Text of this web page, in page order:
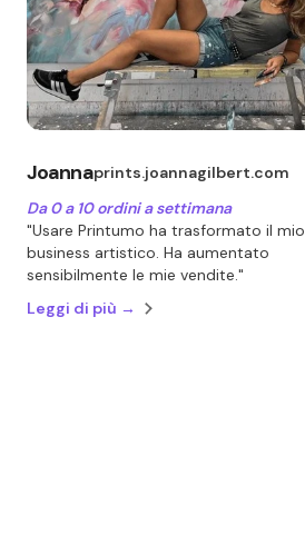
Joannaprints.joannagilbert.com
Da 0 a 10 ordini a settimana
"Usare Printumo ha trasformato il mio
business artistico. Ha aumentato
sensibilmente le mie vendite."
Leggi di più →